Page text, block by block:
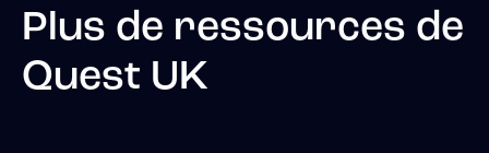
Plus de ressources de
Quest UK